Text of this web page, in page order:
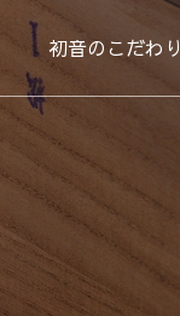
初音のこだわり